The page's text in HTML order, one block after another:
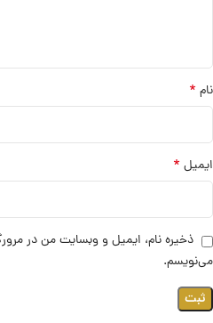
نام *
ایمیل *
ذخیره نام، ایمیل و وبسایت من در
می‌نویسم.